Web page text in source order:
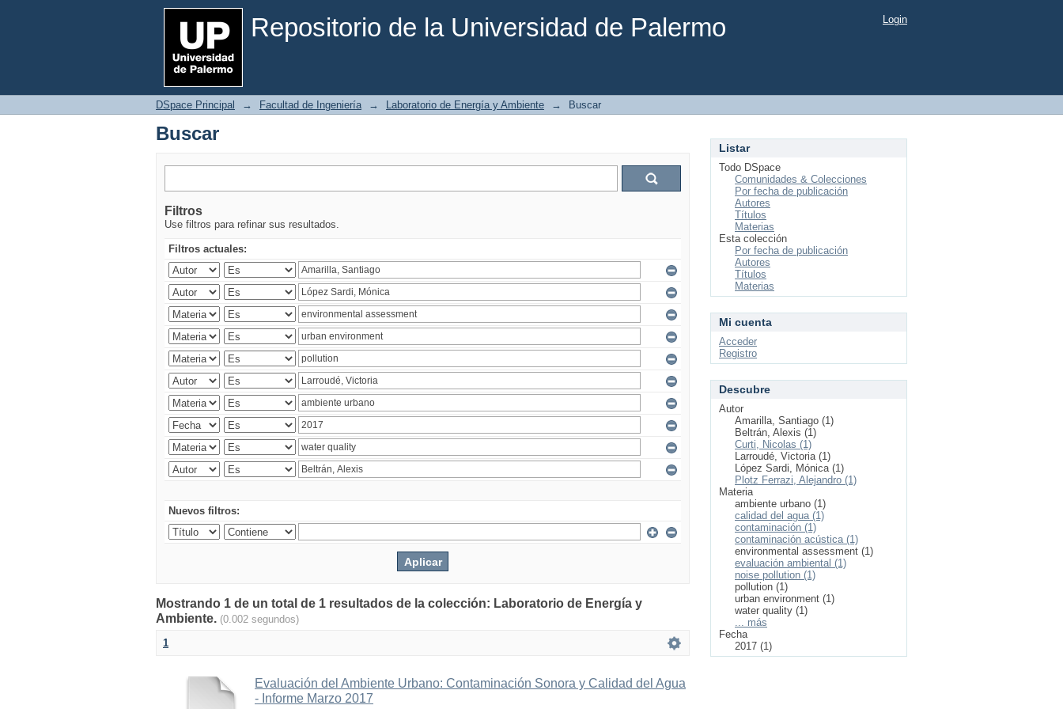
Repositorio de la Universidad de Palermo
Buscar Login
DSpace Principal → Facultad de Ingeniería → Laboratorio de Energía y Ambiente → Buscar
Buscar
Filtros
Use filtros para refinar sus resultados.
Filtros actuales:
Nuevos filtros:
Mostrando 1 de un total de 1 resultados de la colección: Laboratorio de Energía y
Ambiente. (0.002 segundos)
1
Evaluación del Ambiente Urbano: Contaminación Sonora y Calidad del Agua
- Informe Marzo 2017
Listar
Todo DSpace
Comunidades & Colecciones
Por fecha de publicación
Autores
Títulos
Materias
Esta colección
Por fecha de publicación
Autores
Títulos
Materias
Mi cuenta
Acceder
Registro
Descubre
Autor
Amarilla, Santiago (1)
Beltrán, Alexis (1)
Curti, Nicolas (1)
Larroudé, Victoria (1)
López Sardi, Mónica (1)
Plotz Ferrazi, Alejandro (1)
Materia
ambiente urbano (1)
calidad del agua (1)
contaminación (1)
contaminación acústica (1)
environmental assessment (1)
evaluación ambiental (1)
noise pollution (1)
pollution (1)
urban environment (1)
water quality (1)
... más
Fecha
2017 (1)